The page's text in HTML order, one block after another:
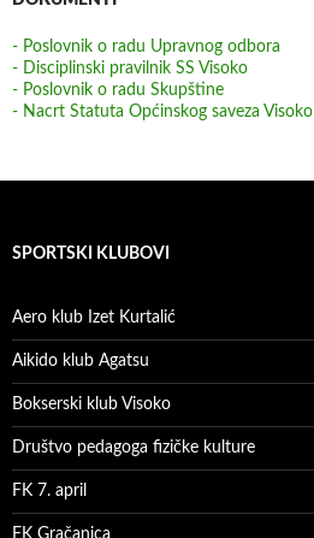
- Poslovnik o radu Upravnog odbora
- Disciplinski pravilnik SS Visoko
- Poslovnik o radu Skupštine
- Nacrt Statuta Općinskog saveza Visoko
SPORTSKI KLUBOVI
Aero klub Izet Kurtalić
Aikido klub Agatsu
Bokserski klub Visoko
Društvo pedagoga fizičke kulture
FK 7. april